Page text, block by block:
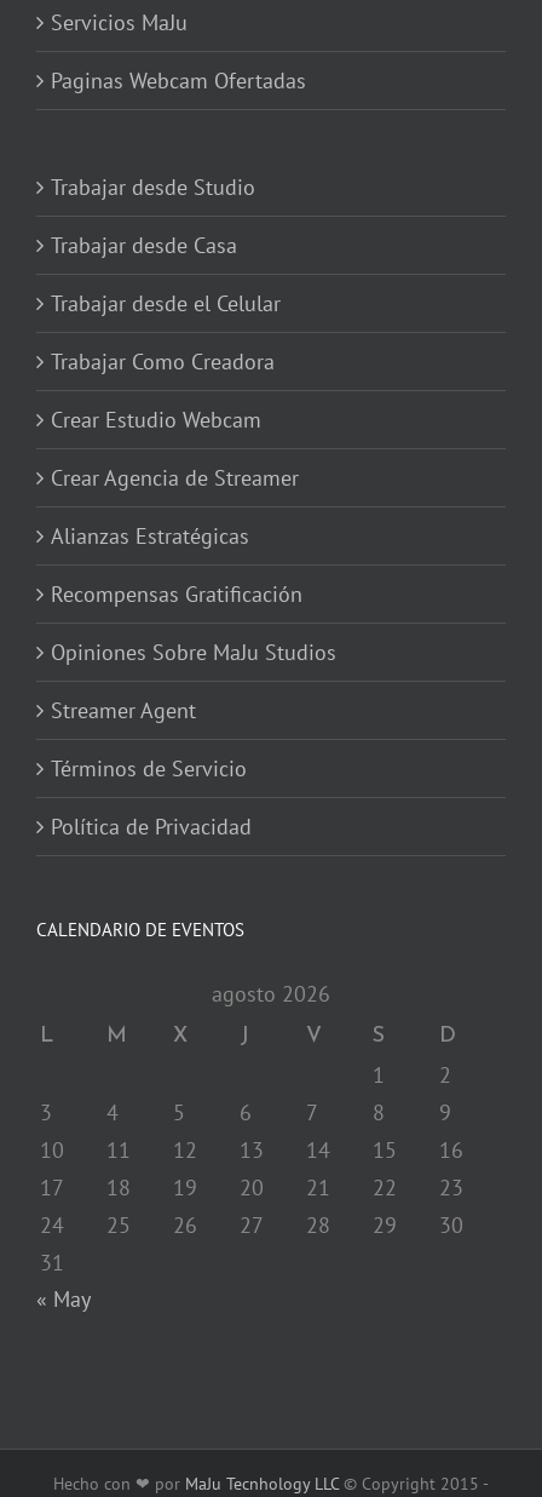
Servicios MaJu
Paginas Webcam Ofertadas
Trabajar desde Studio
Trabajar desde Casa
Trabajar desde el Celular
Trabajar Como Creadora
Crear Estudio Webcam
Crear Agencia de Streamer
Alianzas Estratégicas
Recompensas Gratificación
Opiniones Sobre MaJu Studios
Streamer Agent
Términos de Servicio
Política de Privacidad
CALENDARIO DE EVENTOS
agosto 2026
L M X J V S D
1
2
3
4 5 6 7 8
9
10
11 12 13 14 15
16
17
18 19 20 21 22
23
24
25 26 27 28 29
30
31
« May
Hecho con ❤ por MaJu Tecnhology LLC© Copyright 2015 -